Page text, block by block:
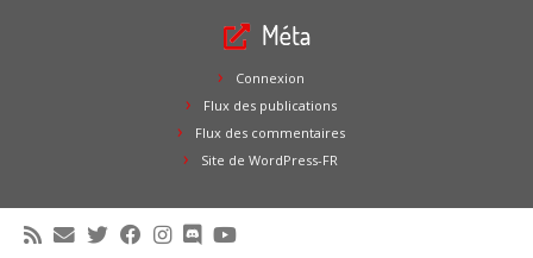
Méta
Connexion
Flux des publications
Flux des commentaires
Site de WordPress-FR